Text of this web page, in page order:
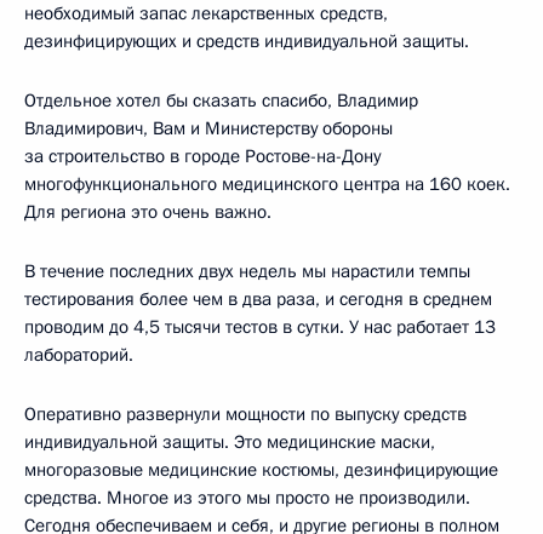
необходимый запас лекарственных средств,
дезинфицирующих и средств индивидуальной защиты.
Отдельное хотел бы сказать спасибо, Владимир
Владимирович, Вам и Министерству обороны
за строительство в городе Ростове-на-Дону
многофункционального медицинского центра на 160 коек.
Для региона это очень важно.
В течение последних двух недель мы нарастили темпы
тестирования более чем в два раза, и сегодня в среднем
проводим до 4,5 тысячи тестов в сутки. У нас работает 13
лабораторий.
Оперативно развернули мощности по выпуску средств
индивидуальной защиты. Это медицинские маски,
многоразовые медицинские костюмы, дезинфицирующие
средства. Многое из этого мы просто не производили.
Сегодня обеспечиваем и себя, и другие регионы в полном